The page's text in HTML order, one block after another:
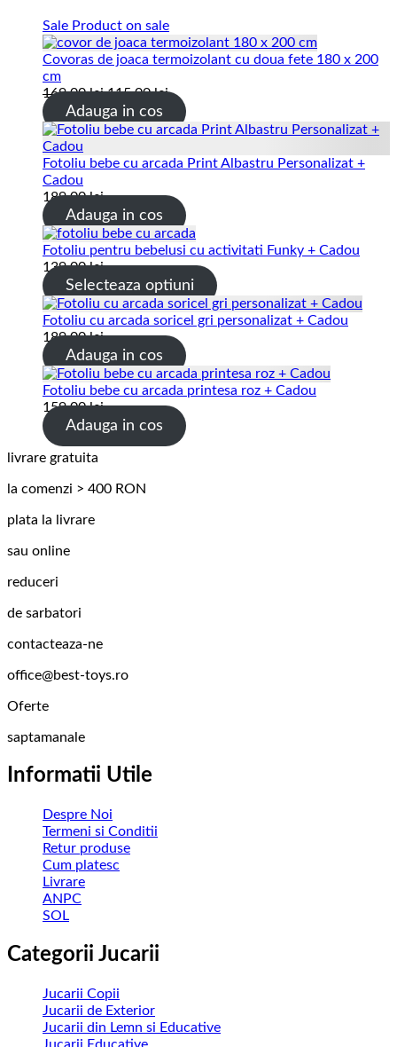
Sale Product on sale
Covoras de joaca termoizolant cu doua fete 180 x 200
cm
169.00lei 115.00lei
Adauga in cos
Fotoliu bebe cu arcada Print Albastru Personalizat +
Cadou
189.00lei
Adauga in cos
Fotoliu pentru bebelusi cu activitati Funky + Cadou
139.00lei
Selecteaza optiuni
Fotoliu cu arcada soricel gri personalizat + Cadou
189.00lei
Adauga in cos
Fotoliu bebe cu arcada printesa roz + Cadou
159.00lei
Adauga in cos
livrare gratuita
la comenzi > 400 RON
plata la livrare
sau online
reduceri
de sarbatori
contacteaza-ne
office@best-toys.ro
Oferte
saptamanale
Informatii Utile
Despre Noi
Termeni si Conditii
Retur produse
Cum platesc
Livrare
ANPC
SOL
Categorii Jucarii
Jucarii Copii
Jucarii de Exterior
Jucarii din Lemn si Educative